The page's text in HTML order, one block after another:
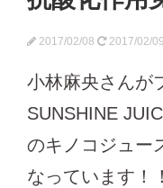
2017/02/08 2017/02/09
小林麻央さんが
SUNSHINE
のキノコジュー
なっています！！